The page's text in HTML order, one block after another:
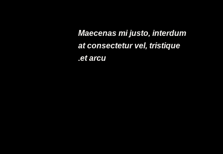
Maecenas mi justo, interdum
at consectetur vel, tristique
et arcu.